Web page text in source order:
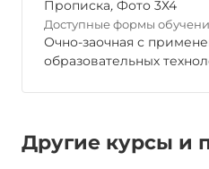
Прописка, Фото 3Х4
Доступные формы
Очно-заочная с
образовательных
Другие курсы и